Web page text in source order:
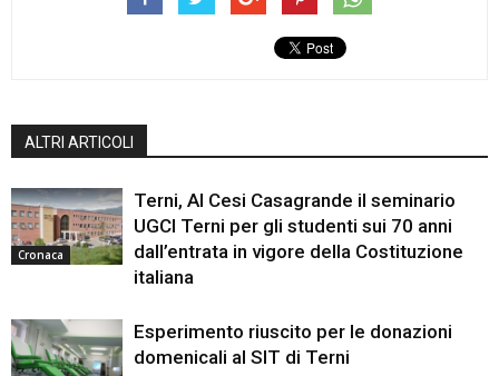
ALTRI ARTICOLI
Cronaca
Terni, Al Cesi Casagrande il seminario
UGCI Terni per gli studenti sui 70 anni
dall’entrata in vigore della Costituzione
italiana
Esperimento riuscito per le donazioni
domenicali al SIT di Terni